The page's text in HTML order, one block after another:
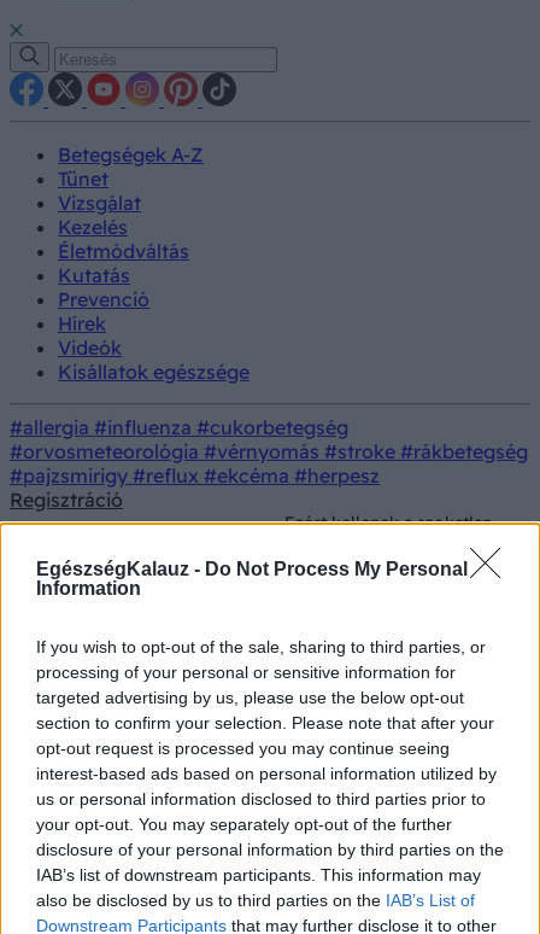
EgészségKalauz - Do Not Process My Personal
Information
If you wish to opt-out of the sale, sharing to third parties, or
processing of your personal or sensitive information for
targeted advertising by us, please use the below opt-out
section to confirm your selection. Please note that after your
opt-out request is processed you may continue seeing
interest-based ads based on personal information utilized by
us or personal information disclosed to third parties prior to
your opt-out. You may separately opt-out of the further
disclosure of your personal information by third parties on the
IAB’s list of downstream participants. This information may
also be disclosed by us to third parties on the IAB’s List of
Downstream Participants that may further disclose it to other
Betegségek A-Z
Tünet
Vizsgálat
Kezelés
Életmódváltás
Kutatás
Prevenció
Hírek
Videók
Kisállatok egészsége
#allergia #influenza #cukorbetegség
#orvosmeteorológia #vérnyomás #stroke #rákbetegség
#pajzsmirigy #reflux #ekcéma #herpesz
Regisztráció
Ezért kellenek a szokatlan
élmények a memóriánk
karbantartásához
élmények a memóriánk
karbantartásához